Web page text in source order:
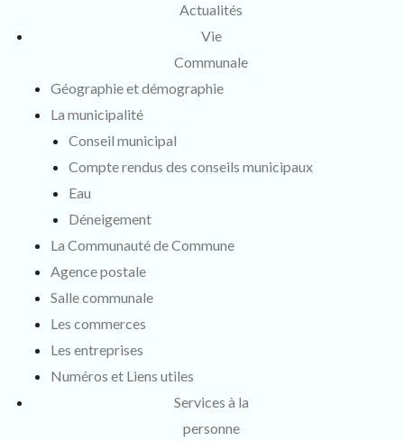
Actualités
Vie
Communale
Géographie et démographie
La municipalité
Conseil municipal
Compte rendus des conseils municipaux
Eau
Déneigement
La Communauté de Commune
Agence postale
Salle communale
Les commerces
Les entreprises
Numéros et Liens utiles
Services à la
personne